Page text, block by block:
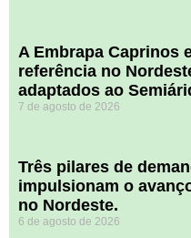
A Embrapa Caprinos
referência no
adaptados ao
7 de agosto de 2026
​Três pilares de
impulsionam o
no Nordeste.
6 de agosto de 2026